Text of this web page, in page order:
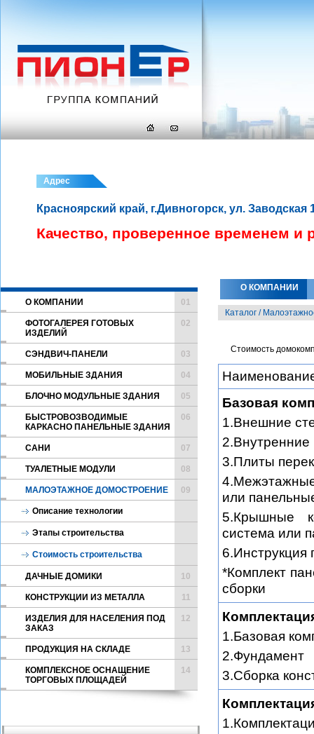
Адрес
Красноярский край, г.Дивногорск, ул. Заводская
Качество, проверенное временем и
О КОМПАНИИ
Каталог /
Стоимость
Базовая
1.Внешние
2.Внутренние
3.Плиты
или
5.Крышные
система или
6.Инструкция
*Комплект
сборки
1.Базовая
2.Фундамент
3.Сборка
01
О КОМПАНИИ
02
ФОТОГАЛЕРЕЯ ГОТОВЫХ
ИЗДЕЛИЙ
03
CЭНДВИЧ-ПАНЕЛИ
04
МОБИЛЬНЫЕ ЗДАНИЯ
05
БЛОЧНО МОДУЛЬНЫЕ ЗДАНИЯ
06
БЫСТРОВОЗВОДИМЫЕ
КАРКАСНО ПАНЕЛЬНЫЕ ЗДАНИЯ
07
САНИ
08
ТУАЛЕТНЫЕ МОДУЛИ
09
МАЛОЭТАЖНОЕ ДОМОСТРОЕНИЕ
Описание технологии
Этапы строительства
Стоимость строительства
10
ДАЧНЫЕ ДОМИКИ
11
КОНСТРУКЦИИ ИЗ МЕТАЛЛА
12
ИЗДЕЛИЯ ДЛЯ НАСЕЛЕНИЯ ПОД
ЗАКАЗ
13
ПРОДУКЦИЯ НА СКЛАДЕ
14
КОМПЛЕКСНОЕ ОСНАЩЕНИЕ
ТОРГОВЫХ ПЛОЩАДЕЙ